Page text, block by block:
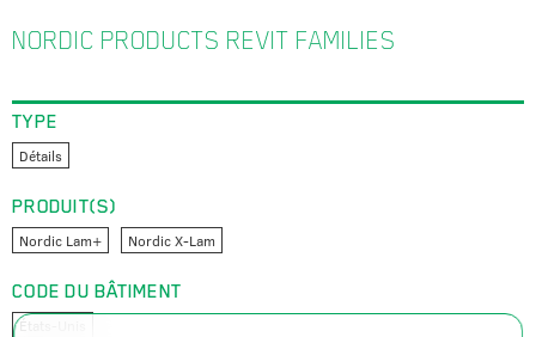
NORDIC PRODUCTS REVIT FAMILIES
TYPE
Détails
PRODUIT(S)
Nordic Lam+ Nordic X-Lam
CODE DU BÂTIMENT
États-Unis